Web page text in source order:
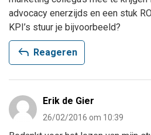
advocacy enerzijds en een stuk
KPI’s stuur je bijvoorbeeld?
reply Reageren
Erik de Gier
26/02/2016 om 10:39